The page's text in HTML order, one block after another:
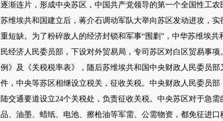
逐渐连片，形成中央苏区，中国共产党领导的第一个全国性工
苏维埃共和国建立后，蒋介石调动军队大举向苏区发动进攻，
重短缺。为了粉碎敌人的经济封锁和军事“围剿”，中华苏维埃
民经济人民委员部，下设对外贸易局，专司苏区对白区贸易事
例》及《关税税率表》，随后苏维埃共和国中央财政人民委员
件，中央等苏区相继设立税关，征收关税。中央财政人民委员
陆交通要道设立24个关税处，负责征收关税。中央苏区对于急
品、油墨、蜡纸、电池、擦枪油等军需、公需物资，都免征进